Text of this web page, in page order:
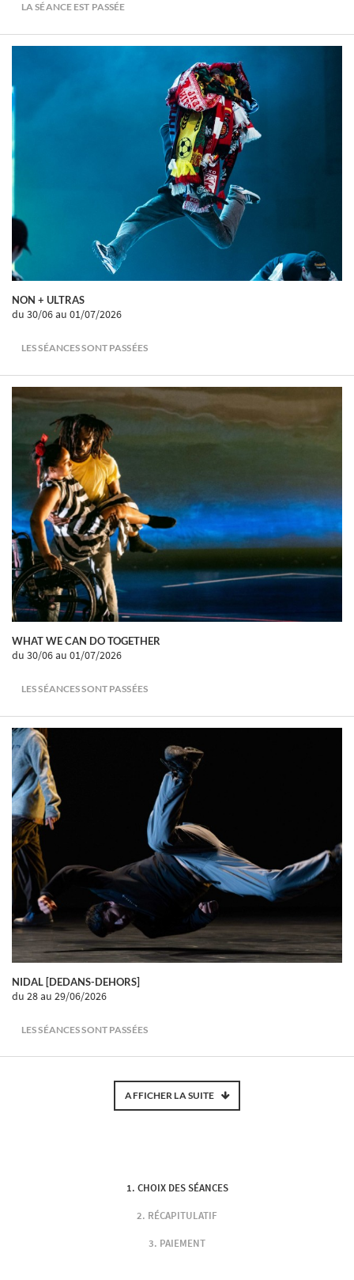
LA SÉANCE EST PASSÉE
NON + ULTRAS
du 30/06au 01/07/2026
LES SÉANCES SONT PASSÉES
WHAT WE CAN DO TOGETHER
du 30/06au 01/07/2026
LES SÉANCES SONT PASSÉES
NIDAL [DEDANS-DEHORS]
du 28au 29/06/2026
LES SÉANCES SONT PASSÉES
AFFICHER LA SUITE
CHOIX DES SÉANCES
RÉCAPITULATIF
PAIEMENT